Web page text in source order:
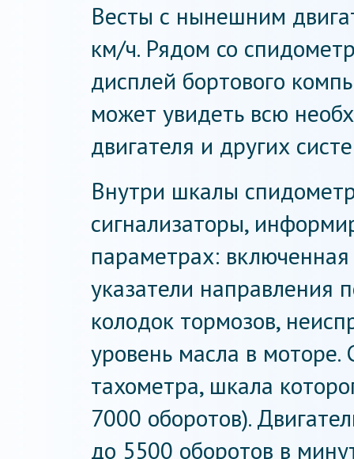
Весты с нынешним
км/ч. Рядом со
дисплей бортового
может увидеть всю
двигателя и других
Внутри шкалы
сигнализаторы,
параметрах:
указатели направления
колодок тормозов,
уровень масла в моторе.
тахометра, шкала
7000 оборотов).
до 5500 оборотов в